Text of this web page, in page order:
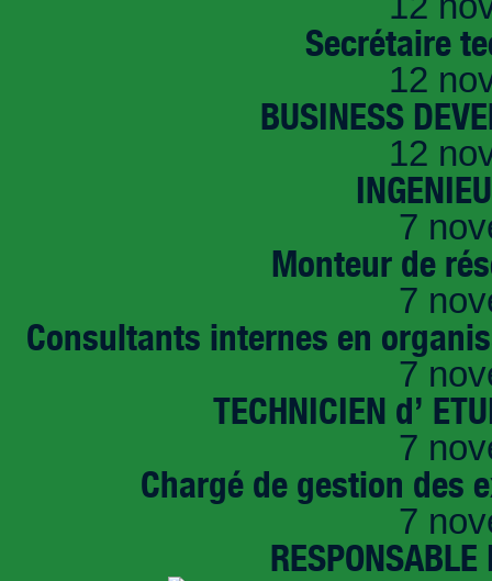
Secrétaire
12
BUSINESS
12
7
Monteur de
7
Consultants internes en
7
TECHNICIEN d’
7
Chargé de gestion des
7